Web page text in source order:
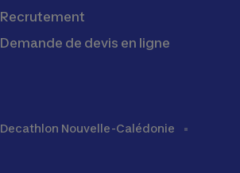
Recrutement
Demande de devis en ligne
Decathlon Nouvelle-Calédonie